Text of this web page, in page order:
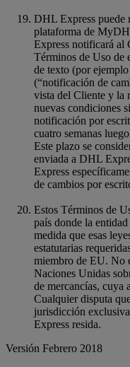
DHL Express puede
plataforma de
Express notificará al
Términos de Uso de
de texto (por
(“notificación de
vista del Cliente y la
nuevas condiciones
notificación por
cuatro semanas
Este plazo se
enviada a DHL
Express
de cambios por
Estos Términos de
país donde la
medida que esas
estatutarias
miembro de EU. No
Naciones Unidas
de mercancías, cuya
Cualquier disputa
jurisdicción
Express resida.
Versión Febrero 2018